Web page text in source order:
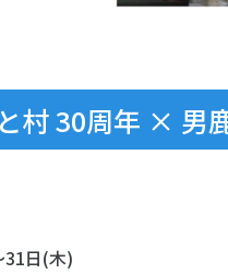
村 30周年 × 男
日(木)